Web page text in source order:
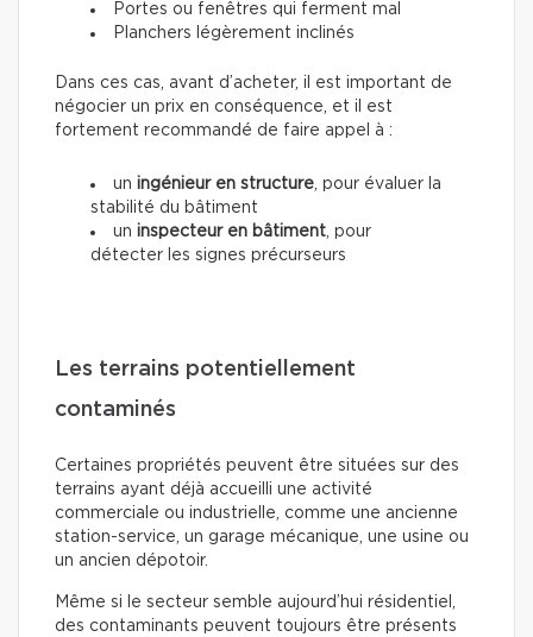
Portes ou fenêtres qui ferment mal
Planchers légèrement inclinés
Dans ces cas, avant d’acheter, il est important de
négocier un prix en conséquence, et il est
fortement recommandé de faire appel à :
un ingénieur en structure, pour évaluer la
stabilité du bâtiment
un inspecteur en bâtiment, pour
détecter les signes précurseurs
Les terrains potentiellement
contaminés
Certaines propriétés peuvent être situées sur des
terrains ayant déjà accueilli une activité
commerciale ou industrielle, comme une ancienne
station-service, un garage mécanique, une usine ou
un ancien dépotoir.
Même si le secteur semble aujourd’hui résidentiel,
des contaminants peuvent toujours être présents